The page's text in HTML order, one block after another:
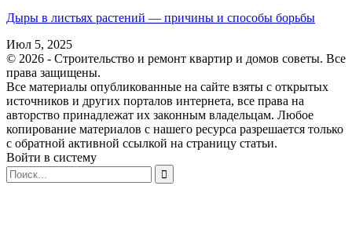
Дыры в листьях растений — причины и способы борьбы
Июл 5, 2025
© 2026 - Строительство и ремонт квартир и домов советы. Все
права защищены.
Все материалы опубликованные на сайте взяты с открытых
источников и других порталов интернета, все права на
авторство принадлежат их законным владельцам. Любое
копирование материалов с нашего ресурса разрешается только
с обратной активной ссылкой на страницу статьи.
Войти в систему